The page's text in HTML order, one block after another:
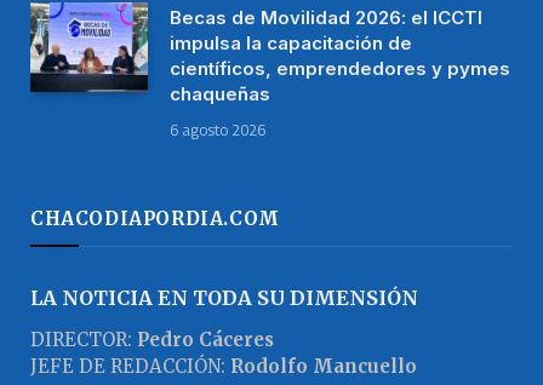
Becas de Movilidad 2026: el ICCTI
impulsa la capacitación de
científicos, emprendedores y pymes
chaqueñas
6 agosto 2026
CHACODIAPORDIA.COM
LA NOTICIA EN TODA SU DIMENSIÓN
DIRECTOR: Pedro Cáceres
JEFE DE REDACCIÓN: Rodolfo Mancuello